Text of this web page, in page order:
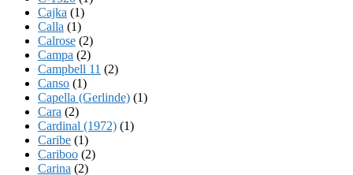
Cajka (1)
Calla (1)
Calrose (2)
Campa (2)
Campbell 11 (2)
Canso (1)
Capella (Gerlinde) (1)
Cara (2)
Cardinal (1972) (1)
Caribe (1)
Cariboo (2)
Carina (2)